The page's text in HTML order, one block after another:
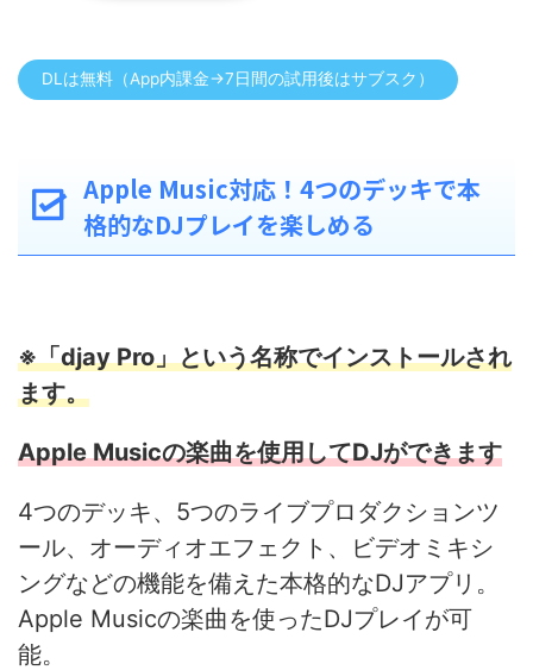
DLは無料（App内課金→7日間の試用後はサブスク）
Apple Music対応！4つのデッキで本
格的なDJプレイを楽しめる
※「djay Pro」という名称でインストールされ
ます。
Apple Musicの楽曲を使用してDJができます
4つのデッキ、5つのライブプロダクションツ
ール、オーディオエフェクト、ビデオミキシ
ングなどの機能を備えた本格的なDJアプリ。
Apple Musicの楽曲を使ったDJプレイが可
能。